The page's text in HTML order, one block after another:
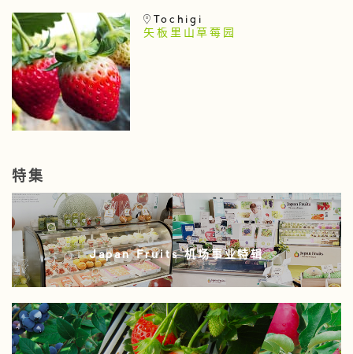
Tochigi
矢板里山草莓园
特集
Japan Fruits 机场事业特辑